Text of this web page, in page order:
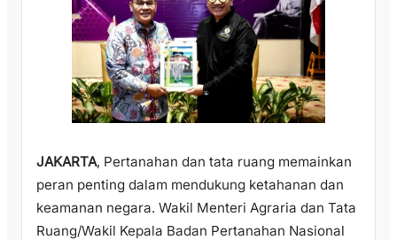
JAKARTA, Pertanahan dan tata ruang memainkan
peran penting dalam mendukung ketahanan dan
keamanan negara. Wakil Menteri Agraria dan Tata
Ruang/Wakil Kepala Badan Pertanahan Nasional